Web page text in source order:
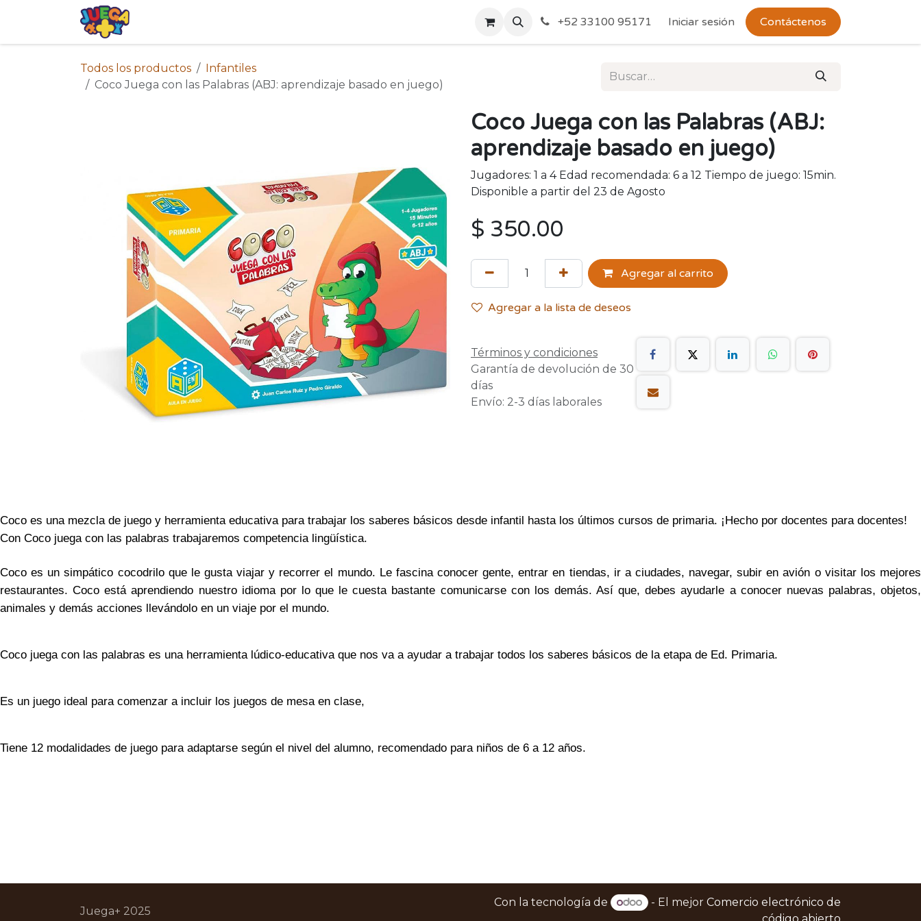
Acerca de Nosotros Politicas de Envío y Devoluciones
+52 33100 95171 Iniciar sesión Contáctenos
Todos los productos
Infantiles
Coco Juega con las Palabras (ABJ: aprendizaje basado en juego)
Coco Juega con las Palabras (ABJ:
aprendizaje basado en juego)
Jugadores: 1 a 4 Edad recomendada: 6 a 12 Tiempo de juego: 15min.
Disponible a partir del 23 de Agosto
$ 350.00
Agregar al carrito
Agregar a la lista de deseos
Términos y condiciones
Garantía de devolución de 30
días
Envío: 2-3 días laborales
Coco es una mezcla de juego y herramienta educativa para trabajar los saberes básicos desde infantil hasta los últimos cursos de primaria. ¡Hecho por docentes para docentes!
Con Coco juega con las palabras trabajaremos competencia lingüística.
Coco es un simpático cocodrilo que le gusta viajar y recorrer el mundo. Le fascina conocer gente, entrar en tiendas, ir a ciudades, navegar, subir en avión o visitar los mejores
restaurantes. Coco está aprendiendo nuestro idioma por lo que le cuesta bastante comunicarse con los demás. Así que, debes ayudarle a conocer nuevas palabras, objetos,
animales y demás acciones llevándolo en un viaje por el mundo.
Coco juega con las palabras es una herramienta lúdico-educativa que nos va a ayudar a trabajar todos los saberes básicos de la etapa de Ed. Primaria.
Es un juego ideal para comenzar a incluir los juegos de mesa en clase,
Tiene 12 modalidades de juego para adaptarse según el nivel del alumno, recomendado para niños de 6 a 12 años.
Juega+ 2025
Con la tecnología de - El mejor Comercio electrónico de